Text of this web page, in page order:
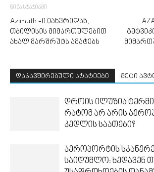
წინა სტატიაში
Azimuth -ი იანვრიდან,
თბილისის მიმართულებით
ახალ მარშრუტს ამატებს
დაკავშირებული სტატიები მეტი
დროის ილუზია
რატომ არ არის
კედლის საათები?
აეროპორტის
საიდუმლო: ხედავენ